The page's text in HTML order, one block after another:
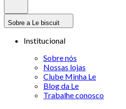
Sobre a Le biscuit
Institucional
Sobre nós
Nossas lojas
Clube Minha Le
Blog da Le
Trabalhe conosco